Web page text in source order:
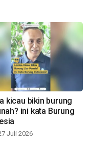
kicau bikin burung
ini kata Burung
Juli 2026